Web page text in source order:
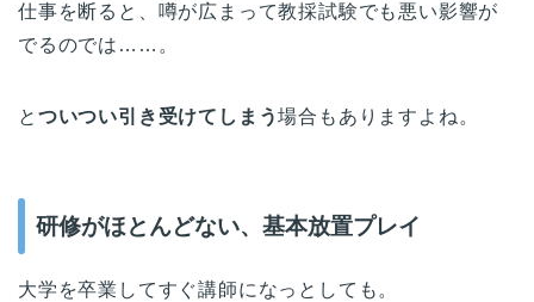
仕事を断ると、噂が広まって教採試験でも悪い影響が
でるのでは……。
と ついつい引き受けてしまう場合もありますよね。
研修がほとんどない、基本放置プレイ
大学を卒業してすぐ講師になっとしても。